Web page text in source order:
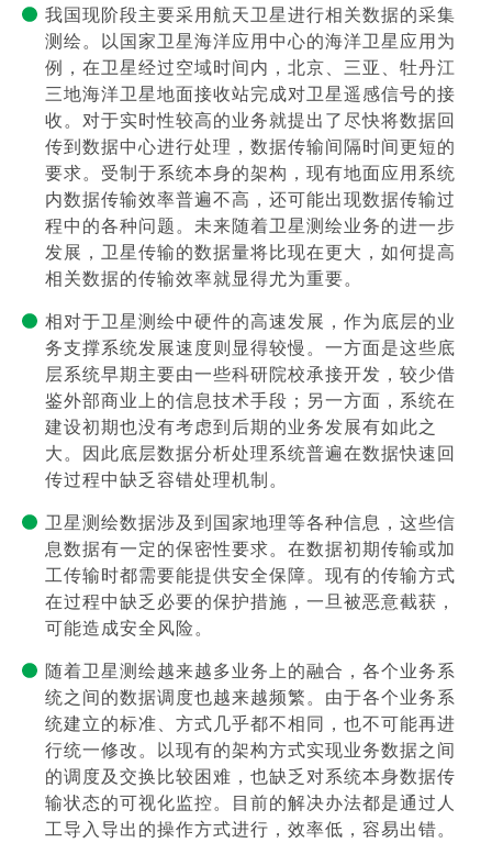
我国现阶段主要采用航天卫星进行相关数据的采集
测绘。以国家卫星海洋应用中心的海洋卫星应用为
例，在卫星经过空域时间内，北京、三亚、牡丹江
三地海洋卫星地面接收站完成对卫星遥感信号的接
收。对于实时性较高的业务就提出了尽快将数据回
传到数据中心进行处理，数据传输间隔时间更短的
要求。受制于系统本身的架构，现有地面应用系统
内数据传输效率普遍不高，还可能出现数据传输过
程中的各种问题。未来随着卫星测绘业务的进一步
发展，卫星传输的数据量将比现在更大，如何提高
相关数据的传输效率就显得尤为重要。
相对于卫星测绘中硬件的高速发展，作为底层的业
务支撑系统发展速度则显得较慢。一方面是这些底
层系统早期主要由一些科研院校承接开发，较少借
鉴外部商业上的信息技术手段；另一方面，系统在
建设初期也没有考虑到后期的业务发展有如此之
大。因此底层数据分析处理系统普遍在数据快速回
传过程中缺乏容错处理机制。
卫星测绘数据涉及到国家地理等各种信息，这些信
息数据有一定的保密性要求。在数据初期传输或加
工传输时都需要能提供安全保障。现有的传输方式
在过程中缺乏必要的保护措施，一旦被恶意截获，
可能造成安全风险。
随着卫星测绘越来越多业务上的融合，各个业务系
统之间的数据调度也越来越频繁。由于各个业务系
统建立的标准、方式几乎都不相同，也不可能再进
行统一修改。以现有的架构方式实现业务数据之间
的调度及交换比较困难，也缺乏对系统本身数据传
输状态的可视化监控。目前的解决办法都是通过人
工导入导出的操作方式进行，效率低，容易出错。